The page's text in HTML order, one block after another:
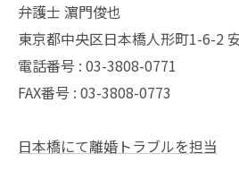
弁護士 濵門俊也
東京都中央区日本橋人形町1-6-2
電話番号 : 03-3808-0771
FAX番号 : 03-3808-0773
日本橋にて離婚トラブルを担当